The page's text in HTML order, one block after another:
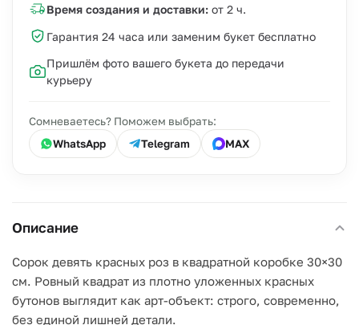
Время создания и доставки: от 2 ч.
Гарантия 24 часа или заменим букет бесплатно
Пришлём фото вашего букета до передачи
курьеру
Сомневаетесь? Поможем выбрать:
WhatsApp
Telegram MAX
Описание
Сорок девять красных роз в квадратной коробке 30×30
см. Ровный квадрат из плотно уложенных красных
бутонов выглядит как арт-объект: строго, современно,
без единой лишней детали.